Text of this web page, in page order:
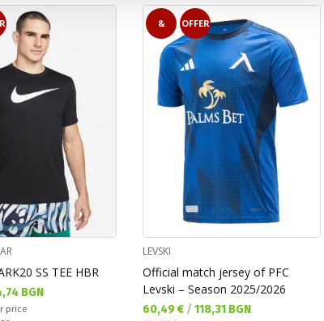
SS TEE HBR
BGN
price
& OFFER
LEVSKI
Official match jersey of PFC
Levski – Season 2025/2026
Текуща цена:
60,49 € / 118,31 BGN